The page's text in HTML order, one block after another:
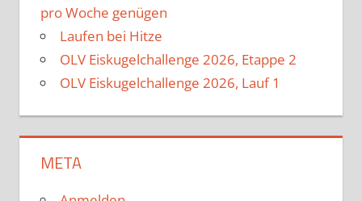
pro Woche genügen
Laufen bei Hitze
OLV Eiskugelchallenge 2026, Etappe 2
OLV Eiskugelchallenge 2026, Lauf 1
META